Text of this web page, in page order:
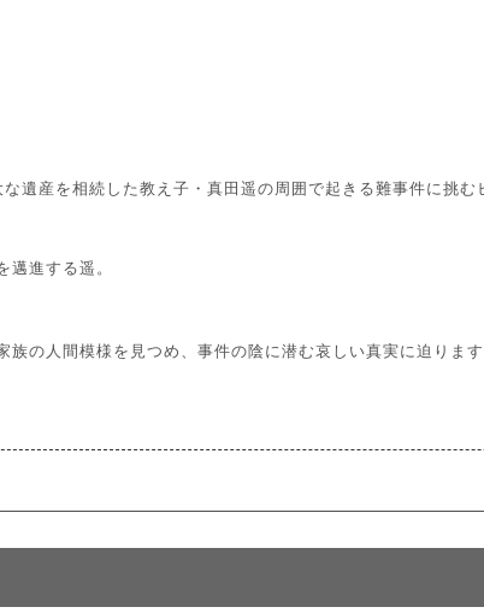
遺産を相続した教え子・真田遥の周囲で起きる難事件に挑む
進する遥。
の人間模様を見つめ、事件の陰に潜む哀しい真実に迫ります